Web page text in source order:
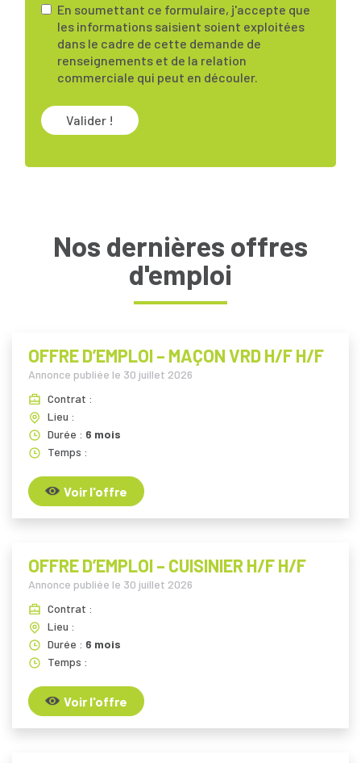
En soumettant ce formulaire, j'accepte que
les informations saisient soient exploitées
dans le cadre de cette demande de
renseignements et de la relation
commerciale qui peut en découler.
Valider !
Nos dernières offres
d'emploi
OFFRE D’EMPLOI – MAÇON VRD H/F H/F
Annonce publiée le 30 juillet 2026
Contrat :
Lieu :
Durée : 6 mois
Temps :
Voir l'offre
OFFRE D’EMPLOI – CUISINIER H/F H/F
Annonce publiée le 30 juillet 2026
Contrat :
Lieu :
Durée : 6 mois
Temps :
Voir l'offre